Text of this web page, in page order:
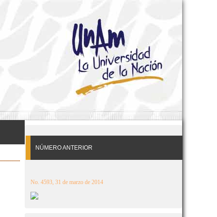
NÚMERO ANTERIOR
No. 4593, 31 de marzo de 2014